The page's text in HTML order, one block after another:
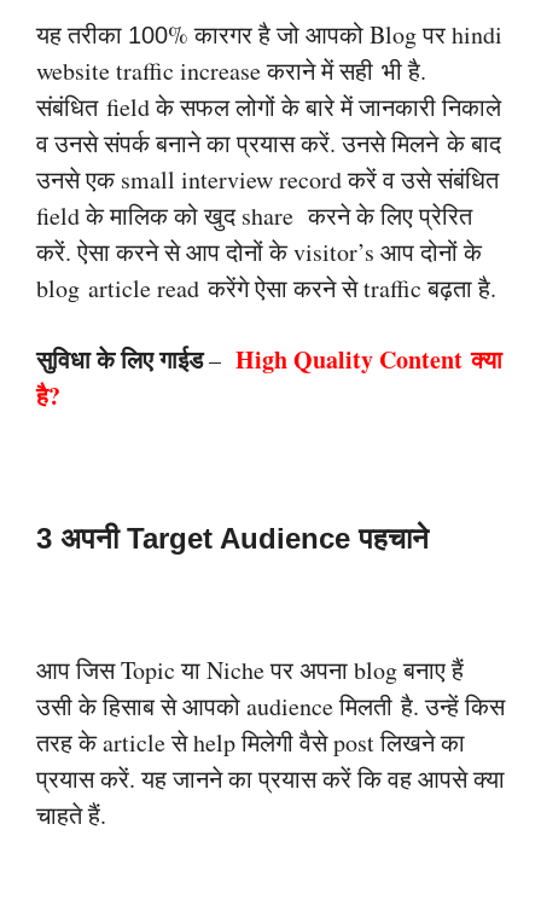
यह तरीका 100% कारगर है जो आपको Blog पर hindi
website traffic increase कराने में सही भी है.
संबंधित field के सफल लोगों के बारे में जानकारी निकाले
व उनसे संपर्क बनाने का प्रयास करें.उनसे मिलनेके बाद
उनसे एक small interview record करें व उसे संबंधित
field के मालिक कोखुद share करने के लिए प्रेरित
करें. ऐसा करने से आप दोनों के visitor’s आप दोनों के
blog article readकरेंगे ऐसा करने से traffic बढ़ता है.
सुविधा के लिए गाईड– High Quality Contentक्या
है?
3 अपनी Target Audience पहचाने
आप जिस Topic या Niche पर अपना blog बनाए हैं
उसी के हिसाब से आपको audience मिलतीहै. उन्हें किस
तरह के article से help मिलेगी वैसे post लिखने का
प्रयास करें. यह जानने का प्रयासकरें कि वह आपसे क्या
चाहते हैं.